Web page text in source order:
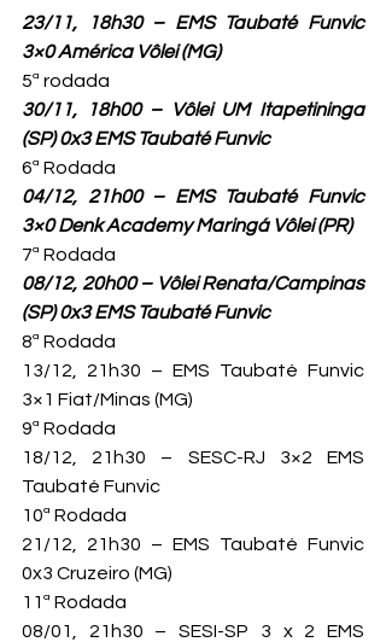
23/11, 18h30 – EMS Taubaté Funvic
3×0 América Vôlei (MG)
30/11, 18h00 – Vôlei UM Itapetininga
(SP) 0x3 EMS Taubaté Funvic
04/12, 21h00 – EMS Taubaté Funvic
3×0 Denk Academy Maringá Vôlei (PR)
08/12, 20h00 – Vôlei Renata/Campinas
(SP) 0x3 EMS Taubaté Funvic
8ª Rodada
13/12, 21h30 – EMS Taubaté Funvic
3×1 Fiat/Minas (MG)
9ª Rodada
18/12, 21h30 – SESC-RJ 3×2 EMS
Taubaté Funvic
10ª Rodada
21/12, 21h30 – EMS Taubaté Funvic
0x3 Cruzeiro (MG)
11ª Rodada
08/01, 21h30 – SESI-SP 3 x 2 EMS